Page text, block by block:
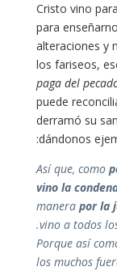
Cristo vino
para
alteraciones y
los fariseos,
paga del
puede
derramó su
dándonos
vino la
manera por la
vino a todos
Porque así
los muchos